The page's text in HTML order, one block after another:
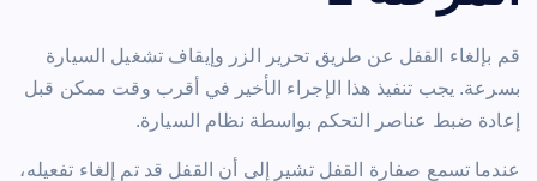
قم بإلغاء القفل عن طريق تحرير الزر وإيقاف تشغيل السيارة
بسرعة. يجب تنفيذ هذا الإجراء الأخير في أقرب وقت ممكن قبل
إعادة ضبط عناصر التحكم بواسطة نظام السيارة.
عندما تسمع صفارة القفل تشير إلى أن القفل قد تم إلغاء تفعيله،